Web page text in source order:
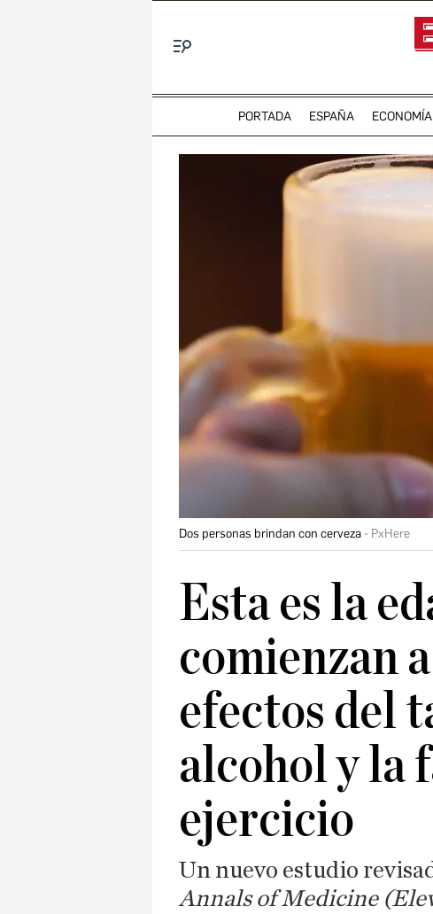
PORTADA ESPAÑA ECONOMÍA
Dos personas brindan con cerveza PxHere
Esta es la
comienzan
efectos del
alcohol y la
ejercicio
Un nuevo estudio
Annals of Medicine